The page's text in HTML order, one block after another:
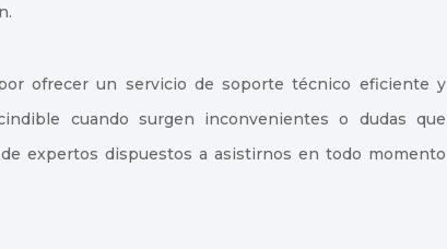
ofrecer un servicio de soporte técnico eficiente y
cuando surgen inconvenientes o dudas que
expertos dispuestos a asistirnos en todo momento